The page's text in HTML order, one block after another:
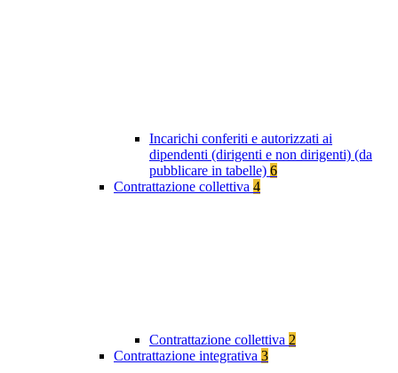
Incarichi conferiti e autorizzati ai
dipendenti (dirigenti e non dirigenti) (da
pubblicare in tabelle) 6
Contrattazione collettiva 4
Contrattazione collettiva 2
Contrattazione integrativa 3